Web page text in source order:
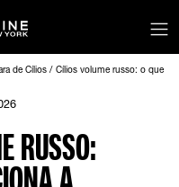
de Cílios
Cílios volume russo: o que
RUSSO: